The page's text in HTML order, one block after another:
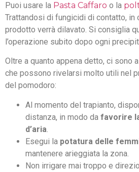
Puoi usare la Pasta Caffaro o la
Trattandosi di fungicidi di contatto, in
prodotto verrà dilavato. Si consiglia
l’operazione subito dopo ogni
Oltre a quanto appena detto, ci sono
che possono rivelarsi molto utili nel
del pomodoro:
Al momento del trapianto,
distanza, in modo da favorire
d’aria
Esegui la potatura delle
mantenere arieggiata la zona.
Non irrigare mai troppo e